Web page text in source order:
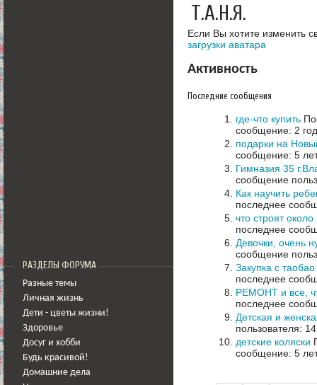
РАЗДЕЛЫ ФОРУМА
Разные темы
Личная жизнь
Дети - цветы жизни!
Здоровье
Досуг и хобби
Будь красивой!
Домашние дела
Т.А.Н.Я.
Если Вы хотите изменить
загрузки аватара
Активность
Последние сообщения
где-что купить
сообщение: 2
подарки на
сообщение: 5
Гимназия 35
сообщение
Как научить
последнее
что строят
последнее
Девочки, очень
сообщение
Закупка с
последнее
РЕМОНТ и все,
последнее
Детская и
пользователя:
детские коляски
сообщение: 5